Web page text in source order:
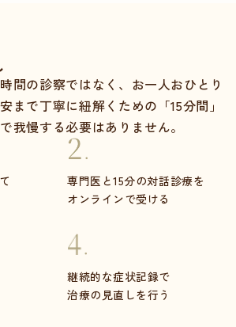
間の診察ではなく、お一人おひとり
まで丁寧に紐解くための「15分間」
我慢する必要はありません。
専門医と15分の対話診療を
オンラインで受ける
継続的な症状記録で
治療の見直しを行う